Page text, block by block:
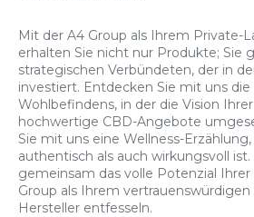
Mit der A4 Group als Ihrem Private-
erhalten Sie nicht nur Produkte; Sie
strategischen Verbündeten, der in
investiert. Entdecken Sie mit uns
Wohlbefindens, in der die Vision
hochwertige CBD-Angebote
Sie mit uns eine Wellness-
authentisch als auch wirkungsvoll ist.
gemeinsam das volle Potenzial
Group als Ihrem
Hersteller entfesseln.